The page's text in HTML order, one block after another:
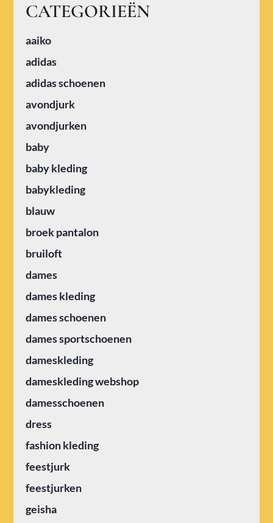
CATEGORIEËN
aaiko
adidas
adidas schoenen
avondjurk
avondjurken
baby
baby kleding
babykleding
blauw
broek pantalon
bruiloft
dames
dames kleding
dames schoenen
dames sportschoenen
dameskleding
dameskleding webshop
damesschoenen
dress
fashion kleding
feestjurk
feestjurken
geisha